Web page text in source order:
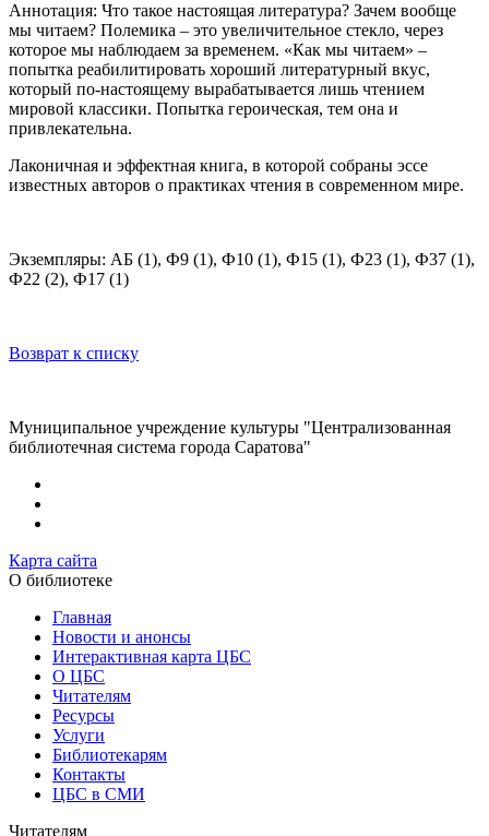
Аннотация: Что такое настоящая литература? Зачем вообще
мы читаем? Полемика – это увеличительное стекло, через
которое мы наблюдаем за временем. «Как мы читаем» –
попытка реабилитировать хороший литературный вкус,
который по-настоящему вырабатывается лишь чтением
мировой классики. Попытка героическая, тем она и
привлекательна.
Лаконичная и эффектная книга, в которой собраны эссе
известных авторов о практиках чтения в современном мире.
Экземпляры: АБ (1), Ф9 (1), Ф10 (1), Ф15 (1), Ф23 (1), Ф37 (1),
Ф22 (2), Ф17 (1)
Возврат к списку
Муниципальное учреждение культуры "Централизованная
библиотечная система города Саратова"
Карта сайта
О библиотеке
Главная
Новости и анонсы
Интерактивная карта ЦБС
О ЦБС
Читателям
Ресурсы
Услуги
Библиотекарям
Контакты
ЦБС в СМИ
Читателям